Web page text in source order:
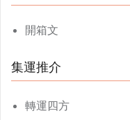
開箱文
集運推介
轉運四方